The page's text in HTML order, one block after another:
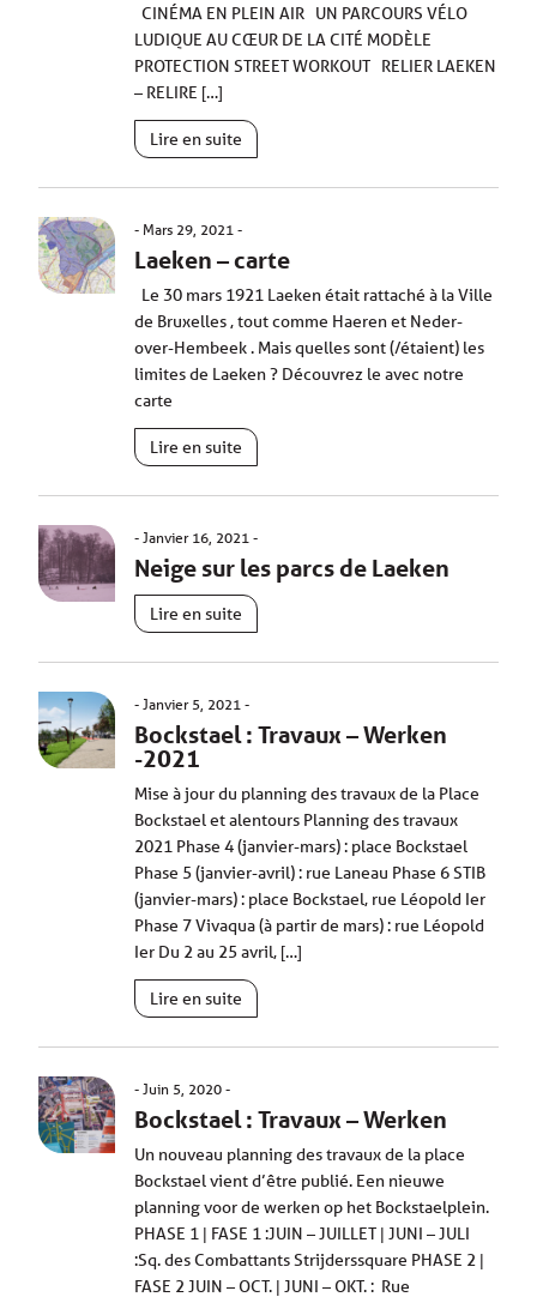
CINÉMA EN PLEIN AIR UN PARCOURS VÉLO
LUDIQUE AU CŒUR DE LA CITÉ MODÈLE
PROTECTION STREET WORKOUT RELIER LAEKEN
– RELIRE […]
Lire en suite
Mars 29, 2021
Laeken – carte
Le 30 mars 1921 Laeken était rattaché à la Ville
de Bruxelles , tout comme Haeren et Neder-
over-Hembeek . Mais quelles sont (/étaient) les
limites de Laeken ? Découvrez le avec notre
carte
Lire en suite
Janvier 16, 2021
Neige sur les parcs de Laeken
Lire en suite
Janvier 5, 2021
Bockstael : Travaux – Werken
-2021
Mise à jour du planning des travaux de la Place
Bockstael et alentours Planning des travaux
2021 Phase 4 (janvier-mars) : place Bockstael
Phase 5 (janvier-avril) : rue Laneau Phase 6 STIB
(janvier-mars) : place Bockstael, rue Léopold Ier
Phase 7 Vivaqua (à partir de mars) : rue Léopold
Ier Du 2 au 25 avril, […]
Lire en suite
Juin 5, 2020
Bockstael : Travaux – Werken
Un nouveau planning des travaux de la place
Bockstael vient d’être publié. Een nieuwe
planning voor de werken op het Bockstaelplein.
PHASE 1 | FASE 1 :JUIN – JUILLET | JUNI – JULI
:Sq. des Combattants Strijderssquare PHASE 2 |
FASE 2 JUIN – OCT. | JUNI – OKT. : Rue